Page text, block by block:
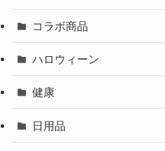
コラボ商品
ハロウィーン
健康
日用品